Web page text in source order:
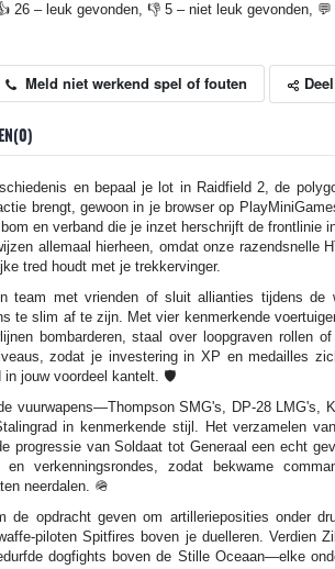
26 – leuk gevonden, 👎 5 – niet leuk gevonden,
Meld niet werkend spel of fouten
en bepaal je lot in Raidfield 2, de
brengt, gewoon in je browser op
en verband die je inzet herschrijft de frontlinie
allemaal hierheen, omdat onze razendsnelle
tred houdt met je trekkervinger.
team met vrienden of sluit allianties tijdens de
te slim af te zijn. Met vier kenmerkende
bombarderen, staal over loopgraven rollen
zodat je investering in XP en medailles
in jouw voordeel kantelt. 🛡️
vuurwapens—Thompson SMG's, DP-28 LMG's,
in kenmerkende stijl. Het verzamelen
progressie van Soldaat tot Generaal een echt
en verkenningsrondes, zodat bekwame
neerdalen. 🪖
opdracht geven om artillerieposities onder
piloten Spitfires boven je duelleren. Verdien
dogfights boven de Stille Oceaan—elke